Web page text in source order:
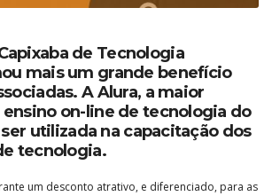
de Tecnologia
mais um grande benefício
A Alura, a maior
on-line de tecnologia do
utilizada na capacitação dos
tecnologia.
um desconto atrativo, e diferenciado, para as